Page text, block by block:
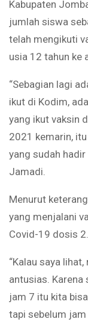
Kabupaten
jumlah siswa
telah mengikuti
usia 12 tahun ke
“Sebagian lagi
ikut di Kodim,
yang ikut vaksin
2021 kemarin,
yang sudah
Jamadi.
Menurut
yang menjalani
Covid-19 dosis 2.
“Kalau saya
antusias. Karena
jam 7 itu kita
tapi sebelum jam